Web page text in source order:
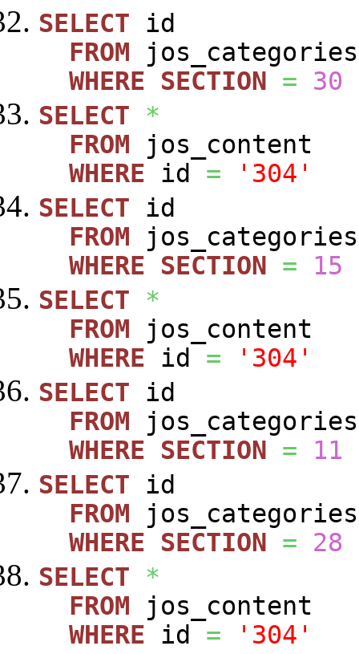
SELECT id
FROM jos_categories
WHERE
SECTION =
30
SELECT
*
FROM jos_content
WHERE id =
'304'
SELECT id
FROM jos_categories
WHERE
SECTION =
15
SELECT
*
FROM jos_content
WHERE id =
'304'
SELECT id
FROM jos_categories
WHERE
SECTION =
11
SELECT id
FROM jos_categories
WHERE
SECTION =
28
SELECT
*
FROM jos_content
WHERE id =
'304'